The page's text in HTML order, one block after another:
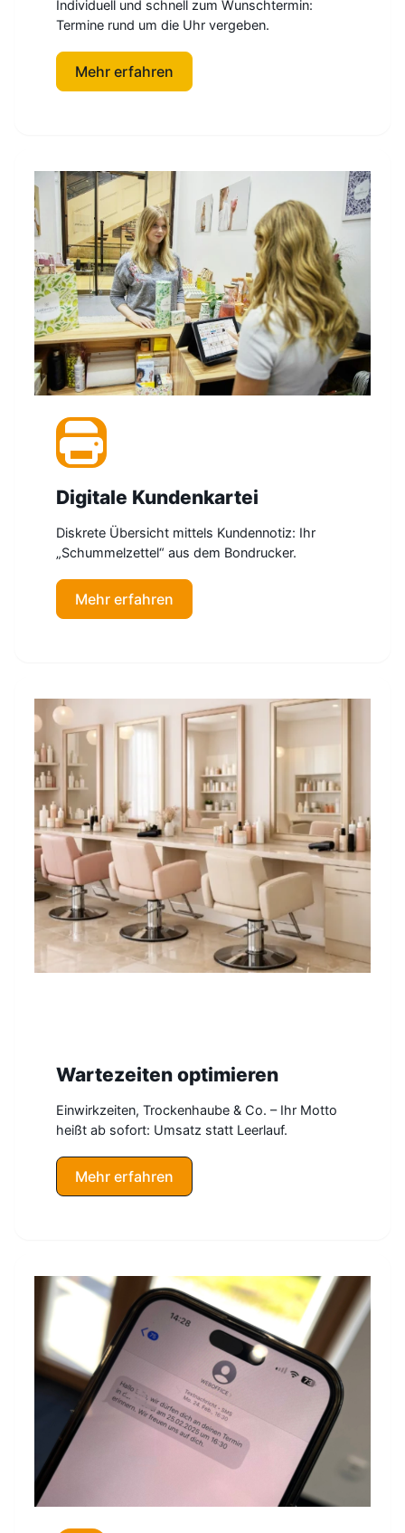
Individuell und schnell zum Wunschtermin:
Termine rund um die Uhr vergeben.
Mehr erfahren
Digitale Kundenkartei
Diskrete Übersicht mittels Kundennotiz: Ihr
„Schummelzettel“ aus dem Bondrucker.
Mehr erfahren
Wartezeiten optimieren
Einwirkzeiten, Trockenhaube & Co. – Ihr Motto
heißt ab sofort: Umsatz statt Leerlauf.
Mehr erfahren